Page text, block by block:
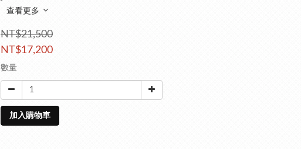
查看更多
NT$21,500
NT$17,200
數量
加入購物車